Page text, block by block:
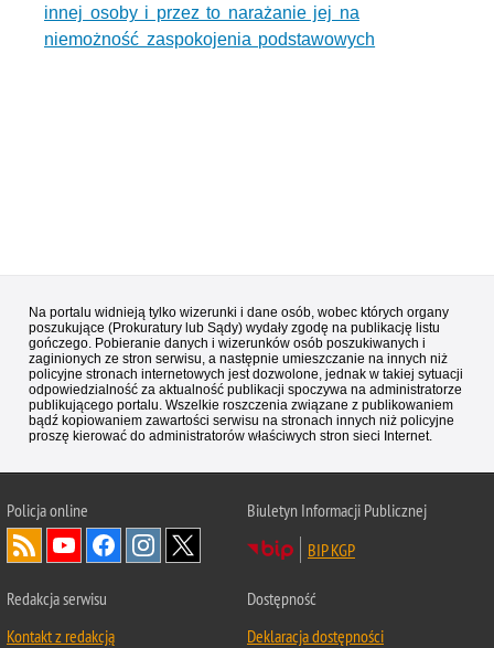
innej osoby i przez to narażanie jej na
niemożność zaspokojenia podstawowych
Na portalu widnieją tylko wizerunki i dane osób, wobec których organy
poszukujące (Prokuratury lub Sądy) wydały zgodę na publikację listu
gończego. Pobieranie danych i wizerunków osób poszukiwanych i
zaginionych ze stron serwisu, a następnie umieszczanie na innych niż
policyjne stronach internetowych jest dozwolone, jednak w takiej sytuacji
odpowiedzialność za aktualność publikacji spoczywa na administratorze
publikującego portalu. Wszelkie roszczenia związane z publikowaniem
bądź kopiowaniem zawartości serwisu na stronach innych niż policyjne
proszę kierować do administratorów właściwych stron sieci Internet.
Policjaonline
Biuletyn Informacji Publicznej
BIP KGP
Redakcja serwisu
Kontakt z redakcją
Dostępność
Deklaracja dostępności